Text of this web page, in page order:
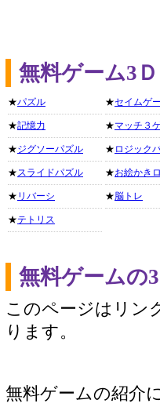
無料ゲーム3
★パズル
★記憶力
★ジグソーパズル
★スライドパズル
★ リバーシ
★テトリス
★セイムゲ
★マッチ３
★ ロジック
★お絵かき
★脳トレ
無料ゲームの
このページはリン
ります。
無料ゲームの紹介